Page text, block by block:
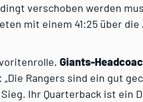
verschoben werden
mit einem 41:25 über
Giants-
Rangers sind ein gut
Ihr Quarterback ist ein